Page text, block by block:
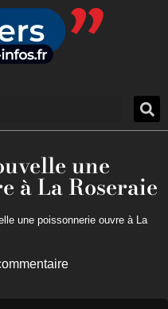
une
à La Roseraie
une poissonnerie ouvre à La